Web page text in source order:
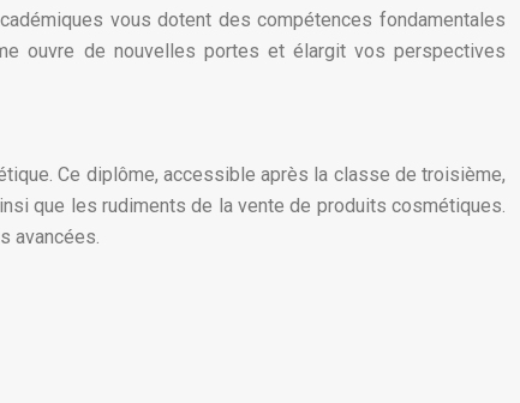
vous dotent des compétences fondamentales
ouvre de nouvelles portes et élargit vos perspectives
Ce diplôme, accessible après la classe de troisième,
que les rudiments de la vente de produits cosmétiques.
avancées.